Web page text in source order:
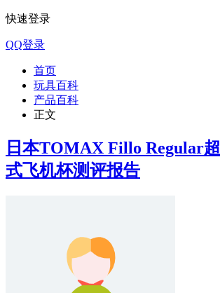
快速登录
QQ登录
首页
玩具百科
产品百科
正文
日本TOMAX Fillo Regular
式飞机杯测评报告